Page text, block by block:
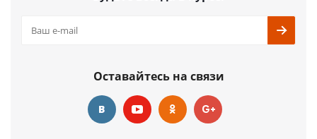
Оставайтесь на связи